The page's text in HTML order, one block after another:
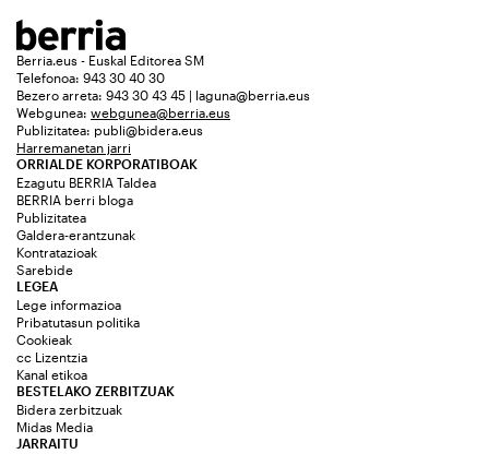
Berria.eus - Euskal Editorea SM
Telefonoa: 943 30 40 30
Bezero arreta: 943 30 43 45 | laguna@berria.eus
Webgunea: webgunea@berria.eus
Publizitatea: publi@bidera.eus
Harremanetan jarri
ORRIALDE KORPORATIBOAK
Ezagutu BERRIA Taldea
BERRIA berri bloga
Publizitatea
Galdera-erantzunak
Kontratazioak
Sarebide
JARRAITU
LEGEA
Lege informazioa
Pribatutasun politika
Cookieak
cc Lizentzia
Kanal etikoa
BESTELAKO ZERBITZUAK
Bidera zerbitzuak
Midas Media